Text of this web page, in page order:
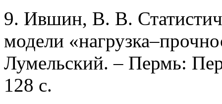
9. Ившин, В. В.
модели
Лумельский. – Пермь:
128 с.